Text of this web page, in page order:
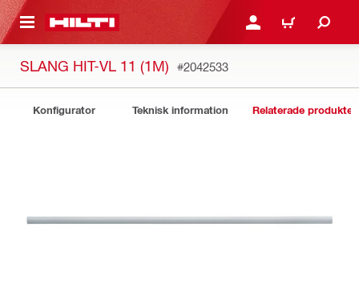
GÅ TILL HUVUDSIDAN LOGGA IN ELLER
VARUKORG
SLANG HIT-VL 11 (1M) #2042533
Konfigurator Teknisk information Relaterade produkter